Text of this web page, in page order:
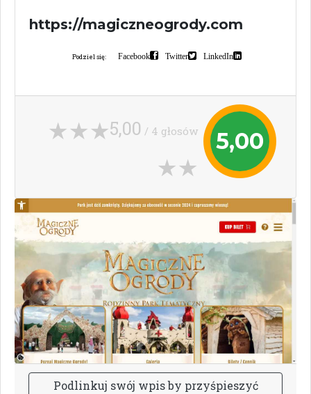
https://magiczneogrody.com
Podziel się: Facebook Twitter LinkedIn
5,00
5,00 / 4 głosów
Podlinkuj swój wpisby przyśpieszyć